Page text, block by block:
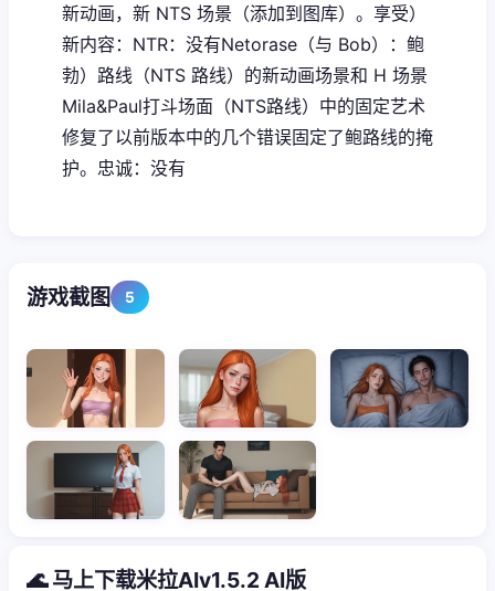
新动画，新 NTS 场景（添加到图库）。享受）
新内容：NTR：没有Netorase（与 Bob）：鲍
勃）路线（NTS 路线）的新动画场景和 H 场景
Mila&Paul打斗场面（NTS路线）中的固定艺术
修复了以前版本中的几个错误固定了鲍路线的掩
护。忠诚：没有
游戏截图 5
🌊 马上下载米拉AIv1.5.2 AI版